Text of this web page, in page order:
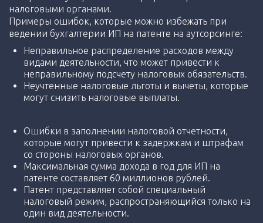
налоговыми органами.
Примеры ошибок, которые можно избежать при
ведении бухгалтерии ИП на патенте на аутсорсинге:
Неправильное распределение расходов между
видами деятельности, что может привести к
неправильному подсчету налоговых обязательств.
Неучтенные налоговые льготы и вычеты, которые
могут снизить налоговые выплаты.
Ошибки в заполнении налоговой отчетности,
которые могут привести к задержкам и штрафам
со стороны налоговых органов.
Максимальная сумма дохода в год для ИП на
патенте составляет 60 миллионов рублей.
Патент представляет собой специальный
налоговый режим, распространяющийся только на
один вид деятельности.